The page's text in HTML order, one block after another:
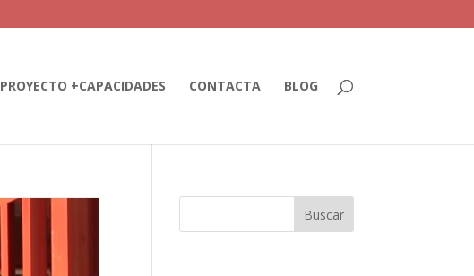
PROYECTO +CAPACIDADES CONTACTA BLOG